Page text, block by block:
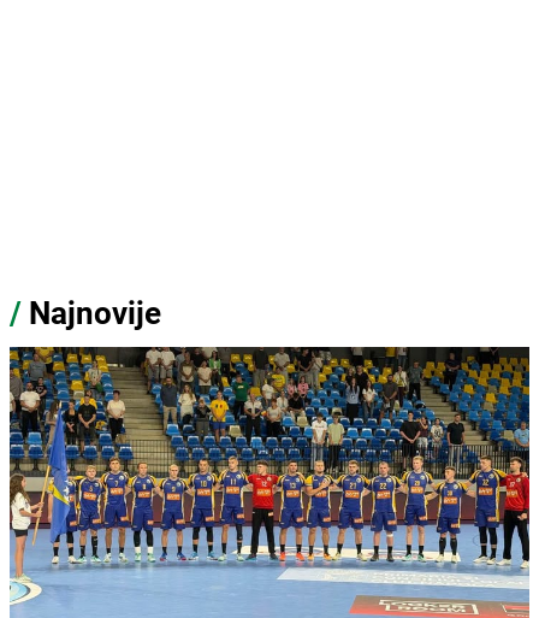
/ Najnovije